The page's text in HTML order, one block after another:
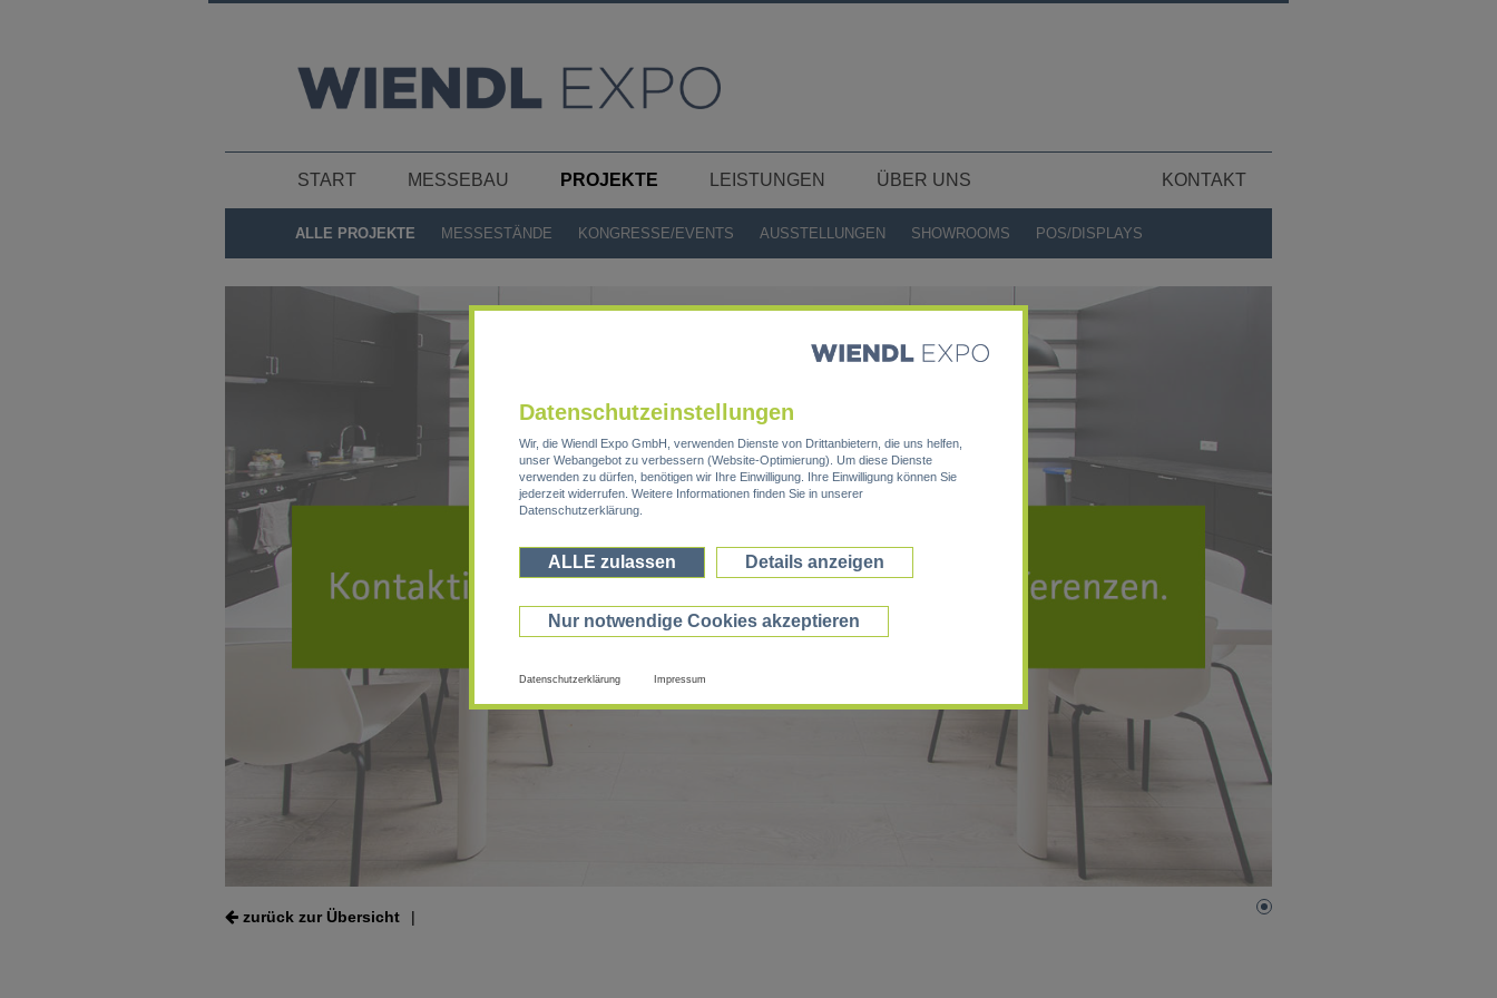
Datenschutzeinstellungen
Wir, die Wiendl Expo GmbH, verwenden Dienste von Drittanbietern, die uns helfen,
unser Webangebot zu verbessern (Website-Optimierung). Um diese Dienste
verwenden zu dürfen, benötigen wir Ihre Einwilligung. Ihre Einwilligung können Sie
jederzeit widerrufen. Weitere Informationen finden Sie in unserer
Datenschutzerklärung.
ALLE zulassen Details anzeigen
Nur notwendige Cookies akzeptieren
Datenschutzerklärung Impressum
KONTAKT
START MESSEBAU PROJEKTE LEISTUNGEN ÜBER UNS
ALLE PROJEKTE MESSESTÄNDE KONGRESSE/EVENTS AUSSTELLUNGEN SHOWROOMS POS/DISPLAYS
zurück zur Übersicht |